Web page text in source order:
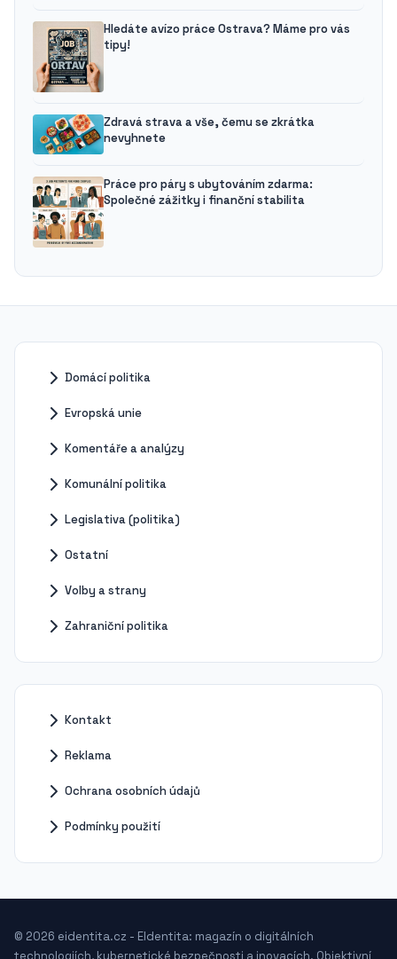
Hledáte avízo práce Ostrava? Máme pro vás
tipy!
Zdravá strava a vše, čemu se zkrátka
nevyhnete
Práce pro páry s ubytováním zdarma:
Společné zážitky i finanční stabilita
Domácí politika
Evropská unie
Komentáře a analýzy
Komunální politika
Legislativa (politika)
Ostatní
Volby a strany
Zahraniční politika
Kontakt
Reklama
Ochrana osobních údajů
Podmínky použití
© 2026 eidentita.cz - EIdentita: magazín o digitálních